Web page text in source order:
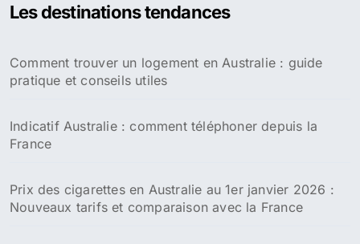
Les destinations tendances
Comment trouver un logement en Australie : guide
pratique et conseils utiles
Indicatif Australie : comment téléphoner depuis la
France
Prix des cigarettes en Australie au 1er janvier 2026 :
Nouveaux tarifs et comparaison avec la France